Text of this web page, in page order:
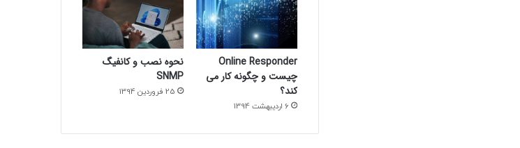
Online Responder
چیست و چگونه کار می
کند؟
6 اردیبهشت 1394
نحوه نصب و کانفیگ
SNMP
25 فروردین 1394